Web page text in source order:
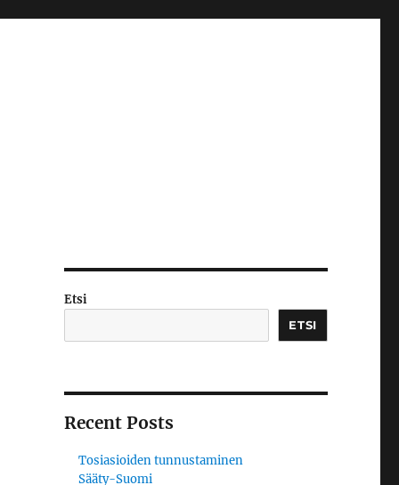
Etsi
ETSI
Recent Posts
Tosiasioiden tunnustaminen
Sääty-Suomi